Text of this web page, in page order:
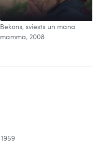
Bekons, sviests un mana
mamma, 2008
1959